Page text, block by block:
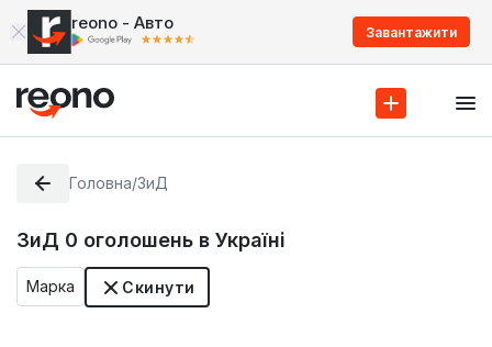
reono - Авто Завантажити
Головна/ЗиД
ЗиД 0 оголошень в Україні
Марка Скинути